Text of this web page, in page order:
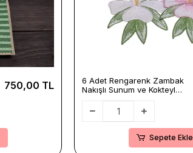
750,00 TL
6 Adet Rengarenk Zambak
Nakışlı Sunum ve Kokteyl
Peçetesi Seti 16x12cm
Sepete Ekle